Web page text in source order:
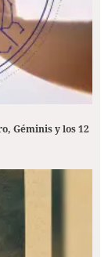
Géminis y los 12